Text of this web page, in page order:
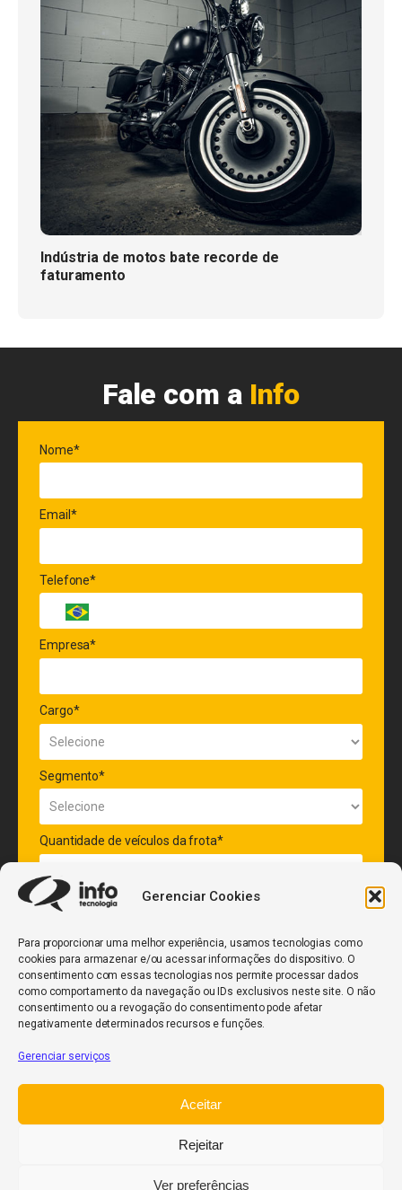
Gerenciar Cookies
Para proporcionar uma melhor experiência, usamos tecnologias como
cookies para armazenar e/ou acessar informações do dispositivo. O
consentimento com essas tecnologias nos permite processar dados
como comportamento da navegação ou IDs exclusivos neste site. O não
consentimento ou a revogação do consentimento pode afetar
negativamente determinados recursos e funções.
Gerenciar serviços
Aceitar
Rejeitar
Ver preferências
Indústria de motos bate recorde de
faturamento
Fale com a Info
Nome*
Email*
Telefone*
Empresa*
Cargo*
Segmento*
Quantidade de veículos da frota*
InfoCore
Relatório de Transparência Salarial
Trabalhe Conosco
POWERED BY